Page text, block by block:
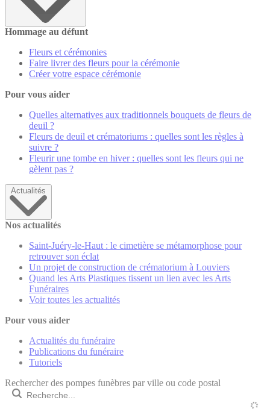
Hommage au défunt
Fleurs et cérémonies
Faire livrer des fleurs pour la cérémonie
Créer votre espace cérémonie
Pour vous aider
Quelles alternatives aux traditionnels bouquets de fleurs de
deuil ?
Fleurs de deuil et crématoriums : quelles sont les règles à
suivre ?
Fleurir une tombe en hiver : quelles sont les fleurs qui ne
gèlent pas ?
Actualités
Nos actualités
Saint-Juéry-le-Haut : le cimetière se métamorphose pour
retrouver son éclat
Un projet de construction de crématorium à Louviers
Quand les Arts Plastiques tissent un lien avec les Arts
Funéraires
Voir toutes les actualités
Pour vous aider
Actualités du funéraire
Publications du funéraire
Tutoriels
Rechercher des pompes funèbres par ville ou code postal